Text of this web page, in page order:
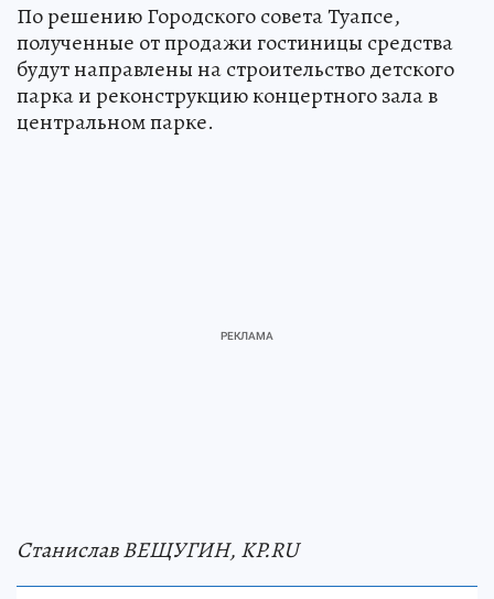
По решению Городского совета Туапсе,
полученные от продажи гостиницы средства
будут направлены на строительство детского
парка и реконструкцию концертного зала в
центральном парке.
Станислав ВЕЩУГИН, KP.RU